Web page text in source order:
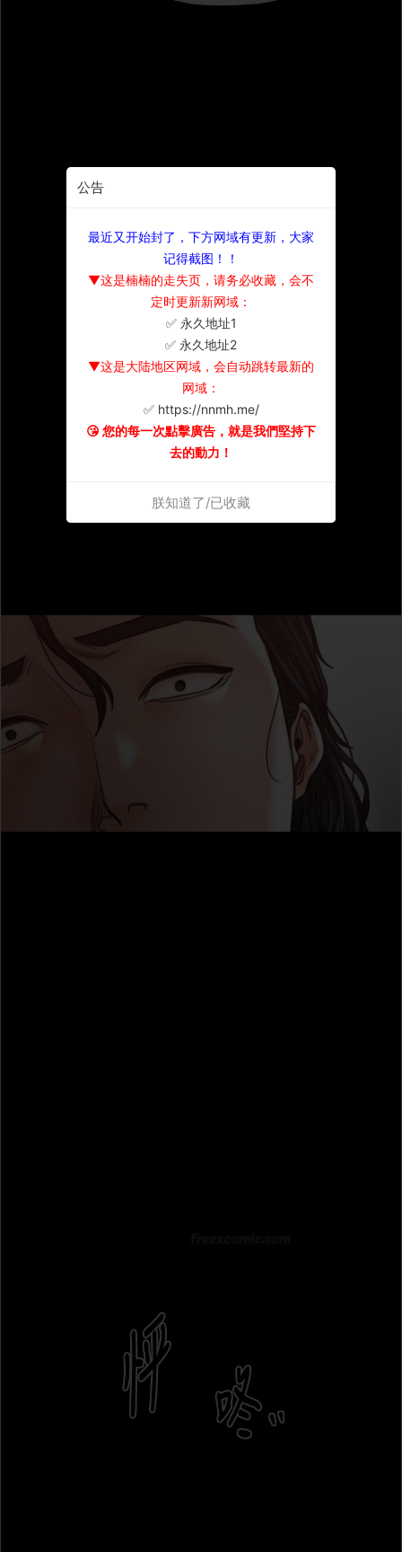
公告
最近又开始封了，下方网域有更新，大家
记得截图！！
▼这是楠楠的走失页，请务必收藏，会不
定时更新新网域：
✅ 永久地址1
✅ 永久地址2
▼这是大陆地区网域，会自动跳转最新的
网域：
✅ https://nnmh.me/
😘 您的每一次點擊廣告，就是我們堅持下
去的動力！
朕知道了/已收藏